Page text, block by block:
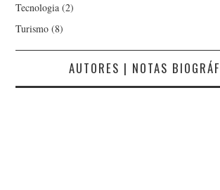
Tecnologia (2)
Turismo (8)
AUTORES | NOTAS